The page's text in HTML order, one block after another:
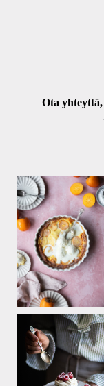
Ota yhteyttä,